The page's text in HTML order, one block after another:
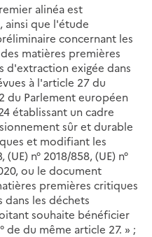
alinéa est
ainsi que l'étude
concernant les
matières premières
d'extraction exigée dans
à l'article 27 du
du Parlement européen
établissant un cadre
sûr et durable
et modifiant les
n° 2018/858, (UE) n°
ou le document
premières critiques
les déchets
souhaite bénéficier
de du même article 27. » ;